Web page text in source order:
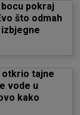
pokraj
što odmah
otkrio tajne
vode u
kako